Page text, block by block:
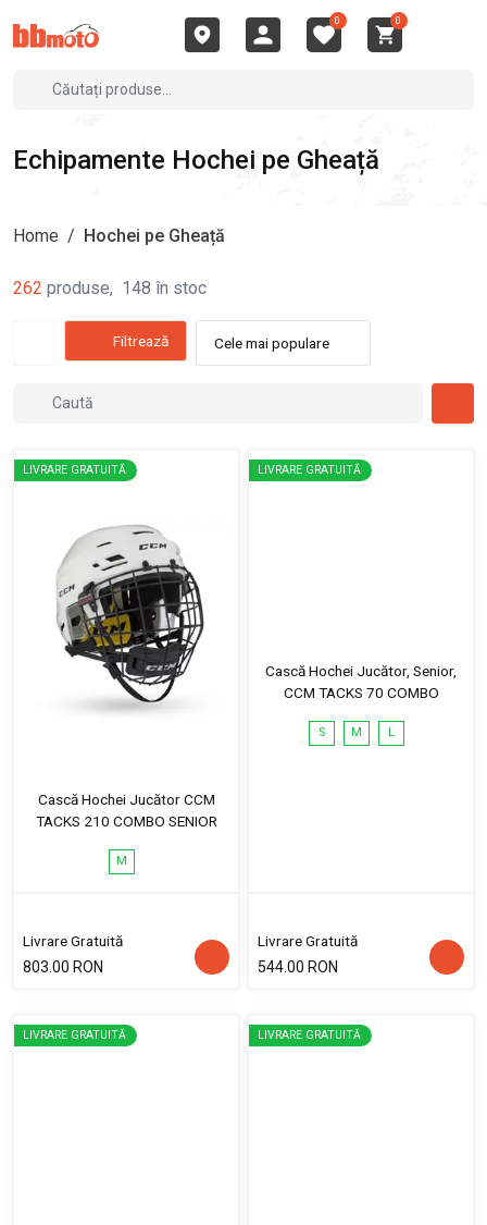
0 0
Echipamente Hochei pe Gheață
Home / Hochei pe Gheață
262 produse, 148 în stoc
Filtrează Cele mai populare
LIVRARE GRATUITĂ
Cască Hochei Jucător CCM
TACKS 210 COMBO SENIOR
M
Livrare Gratuită
803.00 RON
LIVRARE GRATUITĂ
Cască Hochei Jucător, Senior,
CCM TACKS 70 COMBO
S M L
Livrare Gratuită
544.00 RON
LIVRARE GRATUITĂ LIVRARE GRATUITĂ